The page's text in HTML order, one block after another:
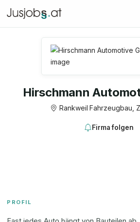
Hirschmann
Rankweil·Fahrzeugbau,
Firma folgen
PROFIL